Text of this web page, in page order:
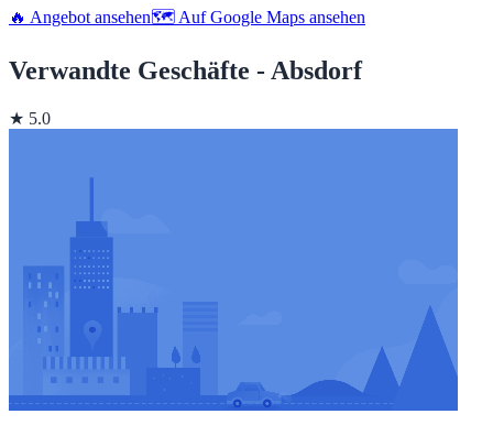
🔥 Angebot ansehen🗺️ Auf Google Maps ansehen
Verwandte Geschäfte - Absdorf
★ 5.0